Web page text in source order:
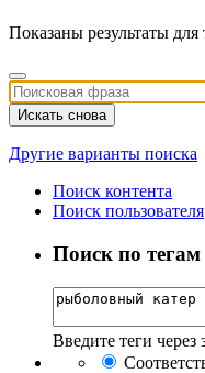
Показаны результаты
Искать снова
Другие варианты поиска
Поиск контента
Поиск пользователя
Поиск по тегам
Введите теги через